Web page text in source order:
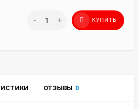
- + КУПИТЬ
ОТЗЫВЫ 0